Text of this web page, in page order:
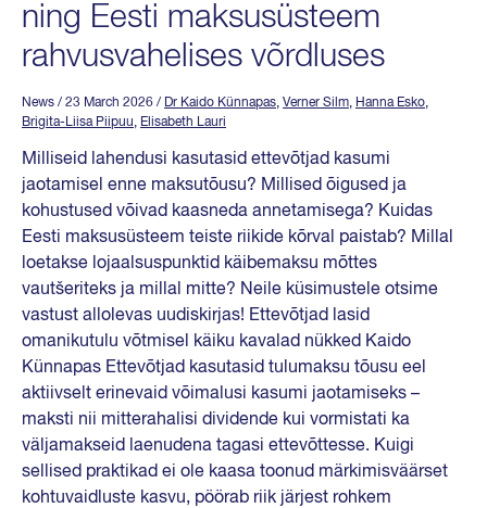
ning Eesti maksusüsteem
rahvusvahelises võrdluses
News / 23 March 2026 / Dr Kaido Künnapas, Verner Silm, Hanna Esko,
Brigita-Liisa Piipuu, Elisabeth Lauri
Milliseid lahendusi kasutasid ettevõtjad kasumi
jaotamisel enne maksutõusu? Millised õigused ja
kohustused võivad kaasneda annetamisega? Kuidas
Eesti maksusüsteem teiste riikide kõrval paistab? Millal
loetakse lojaalsuspunktid käibemaksu mõttes
vautšeriteks ja millal mitte? Neile küsimustele otsime
vastust allolevas uudiskirjas! Ettevõtjad lasid
omanikutulu võtmisel käiku kavalad nükked Kaido
Künnapas Ettevõtjad kasutasid tulumaksu tõusu eel
aktiivselt erinevaid võimalusi kasumi jaotamiseks –
maksti nii mitterahalisi dividende kui vormistati ka
väljamakseid laenudena tagasi ettevõttesse. Kuigi
sellised praktikad ei ole kaasa toonud märkimisväärset
kohtuvaidluste kasvu, pöörab riik järjest rohkem